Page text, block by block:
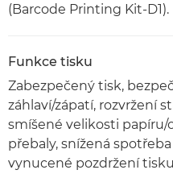
(Barcode Printing Kit-D1).
Funkce tisku
Zabezpečený tisk,
záhlaví/zápatí, rozvržení
smíšené velikosti papíru/
přebaly, snížená
vynucené pozdržení